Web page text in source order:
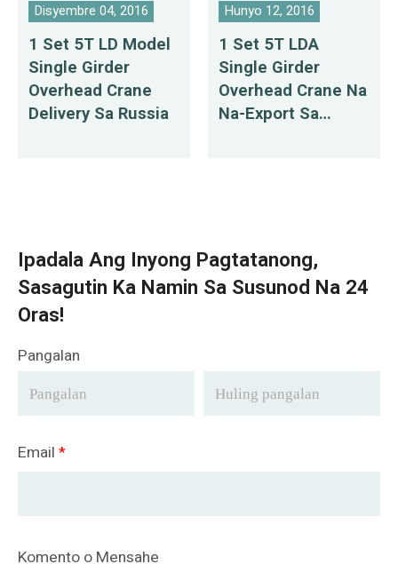
Disyembre 04, 2016
1 Set 5T LD Model
Single Girder
Overhead Crane
Delivery Sa Russia
Hunyo 12, 2016
1 Set 5T LDA
Single Girder
Overhead Crane Na
Na-Export Sa
Ipadala Ang Inyong Pagtatanong,
Sasagutin Ka Namin Sa Susunod Na 24
Oras!
Pangalan
Email *
Komento o Mensahe